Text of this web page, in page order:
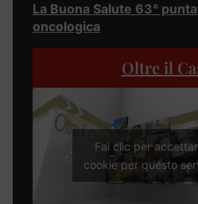
La Buona Salute 63°
oncologica
Oltre il
Fai clic per
cookie per questo